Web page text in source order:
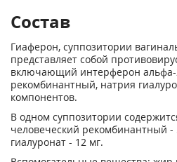
Состав
Гиаферон, суппозитории
представляет собой
включающий интерферон альфа-
рекомбинантный, натрия
компонентов.
В одном суппозитории
человеческий рекомбинантный -
гиалуронат - 12 мг.